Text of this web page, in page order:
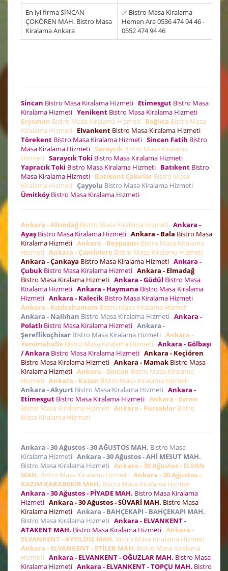
En iyi firma SİNCAN
ÇOKÖREN MAH. Bistro Masa
Kiralama Ankara
✅ Bistro Masa Kiralama
Hemen Ara 0536 474 94 46 -
0552 474 94 46
Sincan Bistro Masa Kiralama Hizmeti Etimesgut Bistro Masa
Kiralama Hizmeti Yenikent Bistro Masa Kiralama Hizmeti
Eryaman Bistro Masa Kiralama Hizmeti Bağlıca Bistro Masa
Kiralama Hizmeti
Elvankent Bistro Masa Kiralama Hizmeti
Törekent Bistro Masa Kiralama Hizmeti Sincan Fatih Bistro
Masa Kiralama Hizmeti Saraycık Bistro Masa Kiralama
Hizmeti Saraycık Toki Bistro Masa Kiralama Hizmeti
Yapracık Toki Bistro Masa Kiralama Hizmeti Batıkent Bistro
Masa Kiralama Hizmeti Batıkent Çakırlar Bistro Masa
Kiralama Hizmeti Çayyolu Bistro Masa Kiralama Hizmeti
ÜmitköyBistro Masa Kiralama Hizmeti
Ankara - Altındağ Bistro Masa Kiralama Hizmeti Ankara -
Ayaş Bistro Masa Kiralama Hizmeti Ankara - Bala Bistro Masa
Kiralama Hizmeti Ankara - Beypazarı Bistro Masa Kiralama
Hizmeti Ankara - Çamlıdere Bistro Masa Kiralama Hizmeti
Ankara - Çankaya Bistro Masa Kiralama Hizmeti Ankara -
Çubuk Bistro Masa Kiralama Hizmeti Ankara - Elmadağ
Bistro Masa Kiralama Hizmeti Ankara - Güdül Bistro Masa
Kiralama Hizmeti Ankara - Haymana Bistro Masa Kiralama
Hizmeti Ankara - Kalecik Bistro Masa Kiralama Hizmeti
Ankara - Kızılcahamam Bistro Masa Kiralama Hizmeti
Ankara - Nallıhan Bistro Masa Kiralama Hizmeti Ankara -
Polatlı Bistro Masa Kiralama Hizmeti Ankara -
Şereflikoçhisar Bistro Masa Kiralama Hizmeti Ankara -
Yenimahalle Bistro Masa Kiralama Hizmeti Ankara - Gölbaşı
/ Ankara Bistro Masa Kiralama Hizmeti Ankara - Keçiören
Bistro Masa Kiralama Hizmeti Ankara - Mamak Bistro Masa
Kiralama Hizmeti Ankara - Sincan Bistro Masa Kiralama
Hizmeti Ankara - Kazan Bistro Masa Kiralama Hizmeti
Ankara - Akyurt Bistro Masa Kiralama Hizmeti Ankara -
Etimesgut Bistro Masa Kiralama Hizmeti Ankara - Evren
Bistro Masa Kiralama Hizmeti Ankara - Pursaklar Bistro
Masa Kiralama Hizmeti
Ankara - 30 Ağustos - 30 AĞUSTOS MAH. Bistro Masa
Kiralama Hizmeti Ankara - 30 Ağustos - AHİ MESUT MAH.
Bistro Masa Kiralama Hizmeti Ankara - 30 Ağustos - ELVAN
MAH. Bistro Masa Kiralama Hizmeti Ankara - 30 Ağustos -
KAZIM KARABEKİR MAH. Bistro Masa Kiralama Hizmeti
Ankara - 30 Ağustos - PİYADE MAH. Bistro Masa Kiralama
Hizmeti Ankara - 30 Ağustos - SÜVARİ MAH. Bistro Masa
Kiralama Hizmeti Ankara - BAHÇEKAPI - BAHÇEKAPI MAH.
Bistro Masa Kiralama Hizmeti Ankara - ELVANKENT -
ATAKENT MAH. Bistro Masa Kiralama Hizmeti Ankara -
ELVANKENT - AYYILDIZ MAH. Bistro Masa Kiralama Hizmeti
Ankara - ELVANKENT - ETİLER MAH. Bistro Masa Kiralama
Hizmeti Ankara - ELVANKENT - OĞUZLAR MAH. Bistro Masa
Kiralama Hizmeti Ankara - ELVANKENT - TOPÇU MAH. Bistro